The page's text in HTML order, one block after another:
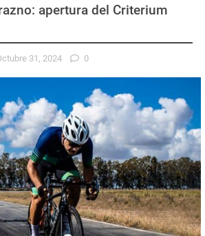
apertura del Criterium
31, 2024 0